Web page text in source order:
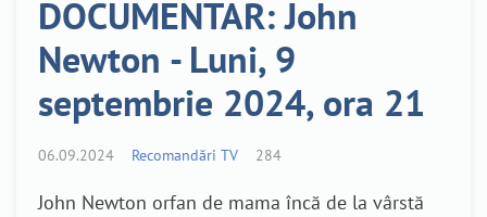
DOCUMENTAR: John
Newton - Luni, 9
septembrie 2024, ora 21
06.09.2024 Recomandări TV 284
John Newton orfan de mama încă de la vârstă